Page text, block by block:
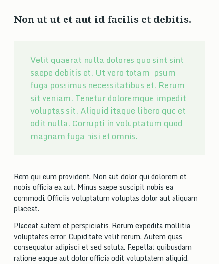
Non ut ut et aut id facilis et debitis.
Velit quaerat nulla dolores quo sint sint
saepe debitis et. Ut vero totam ipsum
fuga possimus necessitatibus et. Rerum
sit veniam. Tenetur doloremque impedit
voluptas sit. Aliquid itaque libero quo et
odit nulla. Corrupti in voluptatum quod
magnam fuga nisi et omnis.
Rem qui eum provident. Non aut dolor qui dolorem et
nobis officia ea aut. Minus saepe suscipit nobis ea
commodi. Officiis voluptatum voluptas dolor aut aliquam
placeat.
Placeat autem et perspiciatis. Rerum expedita mollitia
voluptates error. Cupiditate velit rerum. Autem quas
consequatur adipisci et sed soluta. Repellat quibusdam
ratione eaque aut dolor officia odit voluptatem aliquid.